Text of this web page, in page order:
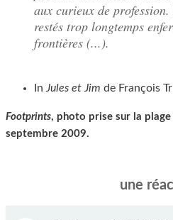
aux curieux de
restés trop longtemps
frontières (...).
In Jules et Jim de François
Footprints, photo prise sur la
septembre 2009.
une